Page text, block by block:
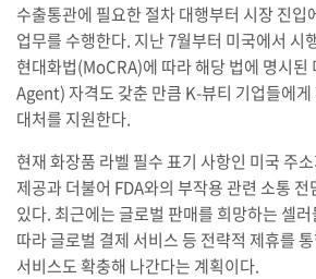
수출통관에 필요한 절차 대행부터 시장 진입
업무를 수행한다. 지난 7월부터 미국에서 시
현대화법(MoCRA)에 따라 해당 법에 명시된
Agent) 자격도 갖춘 만큼 K-뷰티 기업들에
대처를 지원한다.
현재 화장품 라벨 필수 표기 사항인 미국 주
제공과 더불어 FDA와의 부작용 관련 소통
있다. 최근에는 글로벌 판매를 희망하는 셀
따라 글로벌 결제 서비스 등 전략적 제휴를
서비스도 확충해 나간다는 계획이다.